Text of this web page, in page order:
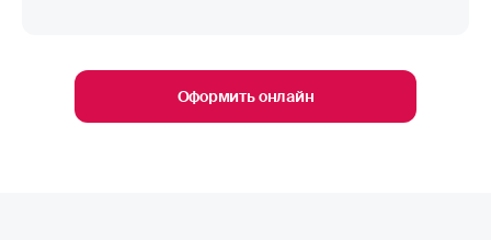
Оформить онлайн